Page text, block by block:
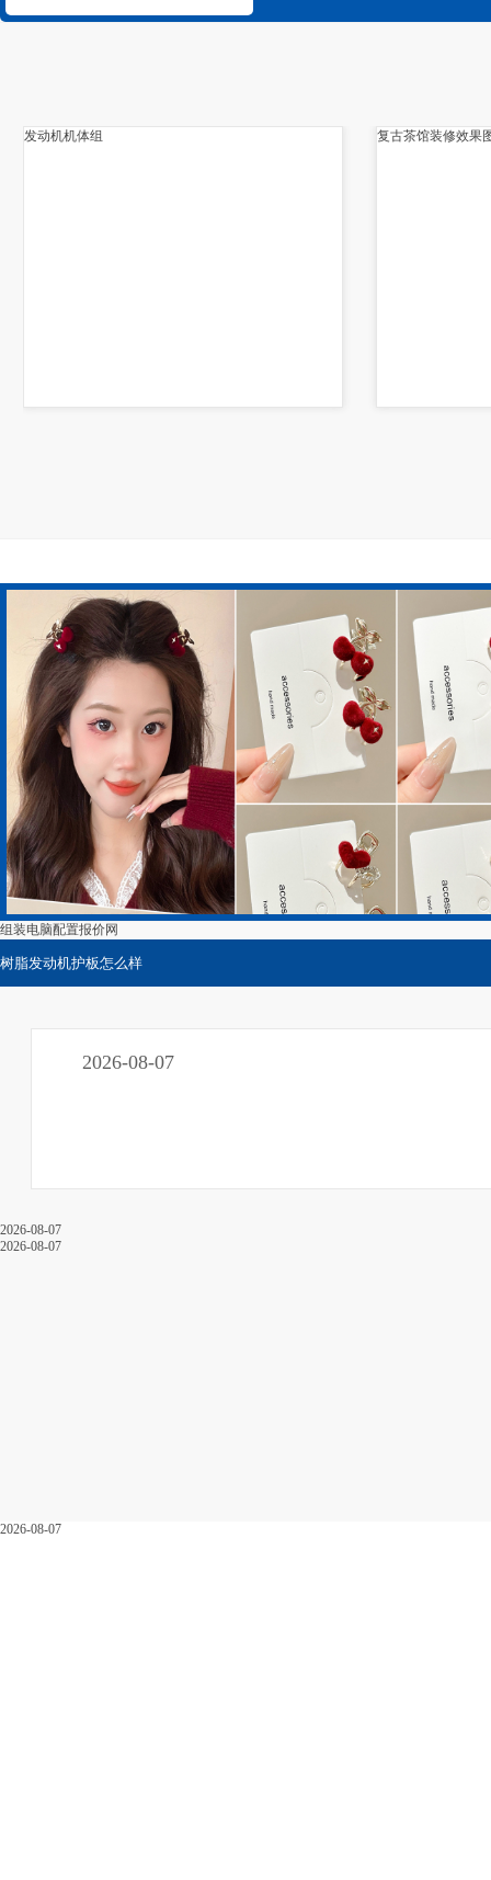
发动机机体组 复古茶馆装修效果
2026-08-07
2026-08-07
2026-08-07
2026-08-07
组装电脑配置报价网
树脂发动机护板怎么样